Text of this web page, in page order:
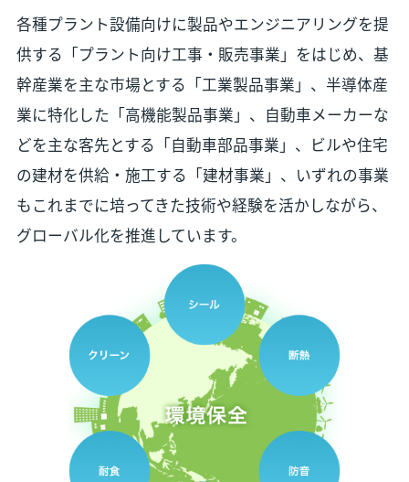
各種プラント設備向けに製品やエンジニアリングを提
供する「プラント向け工事・販売事業」をはじめ、基
幹産業を主な市場とする「工業製品事業」、半導体産
業に特化した「高機能製品事業」、自動車メーカーな
どを主な客先とする「自動車部品事業」、ビルや住宅
の建材を供給・施工する「建材事業」、いずれの事業
もこれまでに培ってきた技術や経験を活かしながら、
グローバル化を推進しています。